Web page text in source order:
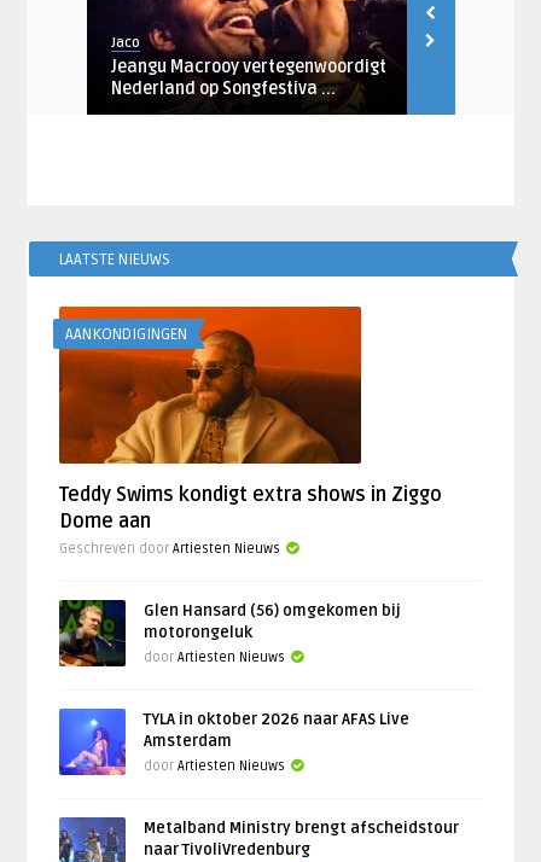
Jaco
Jeangu Macrooy vertegenwoordigt
Nederland op Songfestiva ...
LAATSTE NIEUWS
AANKONDIGINGEN
Teddy Swims kondigt extra shows in Ziggo
Dome aan
Geschreven doorArtiesten Nieuws
Glen Hansard (56) omgekomen bij
motorongeluk
doorArtiesten Nieuws
TYLA in oktober 2026 naar AFAS Live
Amsterdam
doorArtiesten Nieuws
Metalband Ministry brengt afscheidstour
naar TivoliVredenburg